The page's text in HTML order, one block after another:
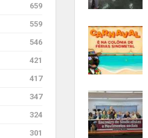
659
559
546
421
417
347
324
301